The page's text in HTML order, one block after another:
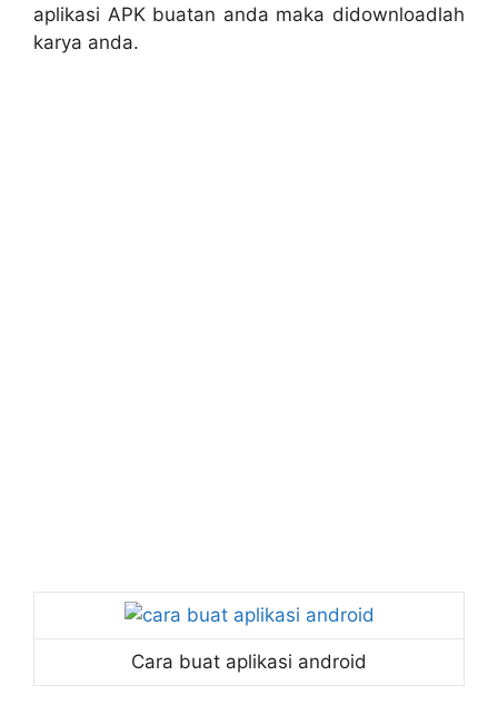
aplikasi APK buatan anda maka didownloadlah
karya anda.
Cara buat aplikasi android